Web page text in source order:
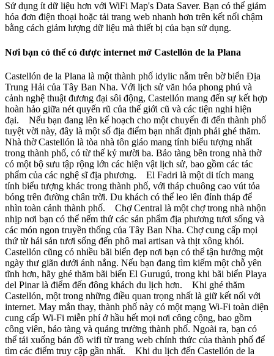
Sử dụng ít dữ liệu hơn với WiFi Map's Data Saver. Bạn có thể giảm
hóa đơn điện thoại hoặc tải trang web nhanh hơn trên kết nối chậm
bằng cách giảm lượng dữ liệu mà thiết bị của bạn sử dụng.
Nơi bạn có thể có được internet mở Castellón de la Plana
Castellón de la Plana là một thành phố idylic nằm trên bờ biển Địa
Trung Hải của Tây Ban Nha. Với lịch sử văn hóa phong phú và
cảnh nghệ thuật đương đại sôi động, Castellón mang đến sự kết hợp
hoàn hảo giữa nét quyến rũ của thế giới cũ và các tiện nghi hiện
đại. Nếu bạn đang lên kế hoạch cho một chuyến đi đến thành phố
tuyệt vời này, đây là một số địa điểm bạn nhất định phải ghé thăm.
Nhà thờ Castellón là tòa nhà tôn giáo mang tính biểu tượng nhất
trong thành phố, có từ thế kỷ mười ba. Bảo tàng bên trong nhà thờ
có một bộ sưu tập rộng lớn các hiện vật lịch sử, bao gồm các tác
phẩm của các nghệ sĩ địa phương. El Fadri là một di tích mang
tính biểu tượng khác trong thành phố, với tháp chuông cao vút tỏa
bóng trên đường chân trời. Du khách có thể leo lên đỉnh tháp để
nhìn toàn cảnh thành phố. Chợ Central là một chợ trong nhà nhộn
nhịp nơi bạn có thể nếm thử các sản phẩm địa phương tươi sống và
các món ngon truyền thống của Tây Ban Nha. Chợ cung cấp mọi
thứ từ hải sản tươi sống đến phô mai artisan và thịt xông khói.
Castellón cũng có nhiều bãi biển đẹp nơi bạn có thể tận hưởng một
ngày thư giãn dưới ánh nắng. Nếu bạn đang tìm kiếm một chỗ yên
tĩnh hơn, hãy ghé thăm bãi biển El Gurugú, trong khi bãi biển Playa
del Pinar là điểm đến đông khách du lịch hơn. Khi ghé thăm
Castellón, một trong những điều quan trọng nhất là giữ kết nối với
internet. May mắn thay, thành phố này có một mạng Wi-Fi toàn diện
cung cấp Wi-Fi miễn phí ở hầu hết mọi nơi công cộng, bao gồm
công viên, bảo tàng và quảng trường thành phố. Ngoài ra, bạn có
thể tải xuống bản đồ wifi từ trang web chính thức của thành phố để
tìm các điểm truy cập gần nhất. Khi du lịch đến Castellón de la